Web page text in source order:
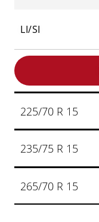
LI/SI
225/70 R 15
235/75 R 15
265/70 R 15